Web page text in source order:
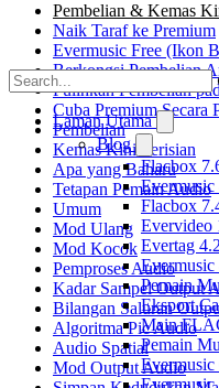
Laman Utama
Blog
Flacbox
Evermusic
Flacbox
Evervideo
Evertag
Pemain
Eksport
Main
Pemain
Pembelian & Kemas
Naik Taraf ke Premium
Evermusic Free (Ikon
Berkongsi Pembelian
Pulihkan Pembelian
Cuba Premium Secara
Pembelian
Kemas Kini Perisian
Apa yang Baharu
Tetapan Pemain Audio
Umum
Mod Ulang
Mod Kocok
Pemproses Audio
Kadar Sampel Output
Bilangan Saluran
Algoritma Pic Audio
Audio Spatial
Mod Output Audio